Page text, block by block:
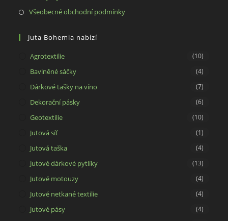
tab
tab
in
new
Všeobecné obchodní podmínkyOpens
Juta Bohemia nabízí
Agrotextilie (10)
Bavlněné sáčky (4)
Dárkové tašky na víno (7)
Dekorační pásky (6)
Geotextilie (10)
Jutová síť (1)
Jutová taška (4)
Jutové dárkové pytlíky (13)
Jutové motouzy (4)
Jutové netkané textilie (4)
Jutové pásy (4)